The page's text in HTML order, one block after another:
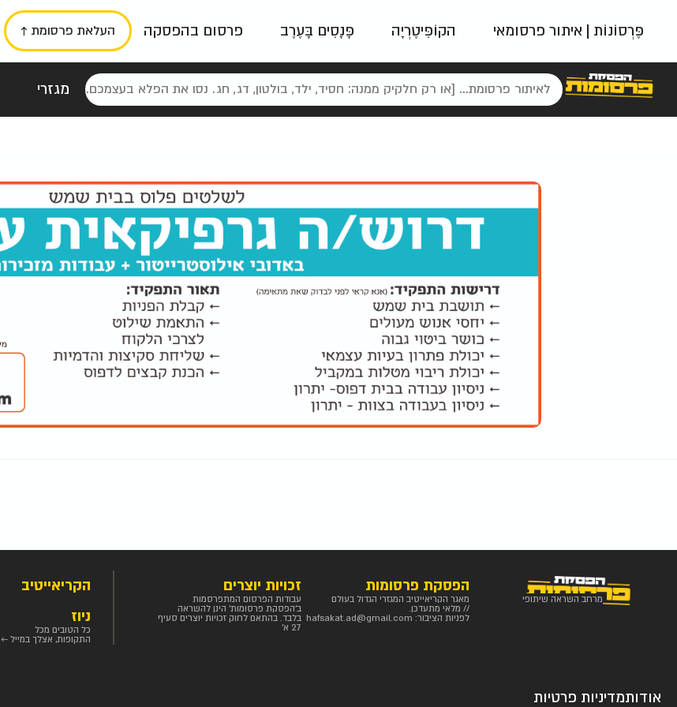
פֶּרְסוֹנוֹת | איתור פרסומאי הקוֹפִּיטֶרְיָה פָּנָסִים בָּעֶרֶב פרסום בהפסקה העלאת פרסומת ↑
מגזרי
פאשן
ניינטיז נוסטלגי כרזות טיפוגרפי
מרחב השראה שיתופי
הפסקת פרסומות
מאגר הקריאייטיב המגזרי הגדול בעולם
// מלאי מתעדכן.
לפניות הציבור: hafsakat.ad@gmail.com
זכויות יוצרים
עבודות הפרסום המתפרסמות
ב'הפסקת פרסומות' הינן להשראה
בלבד. בהתאם לחוק זכויות יוצרים סעיף
27 א'
הקריאייטיב
ניוז
כל הטובים מכל
התקופות, אצלך במייל ←
אודותמדיניות פרטיות